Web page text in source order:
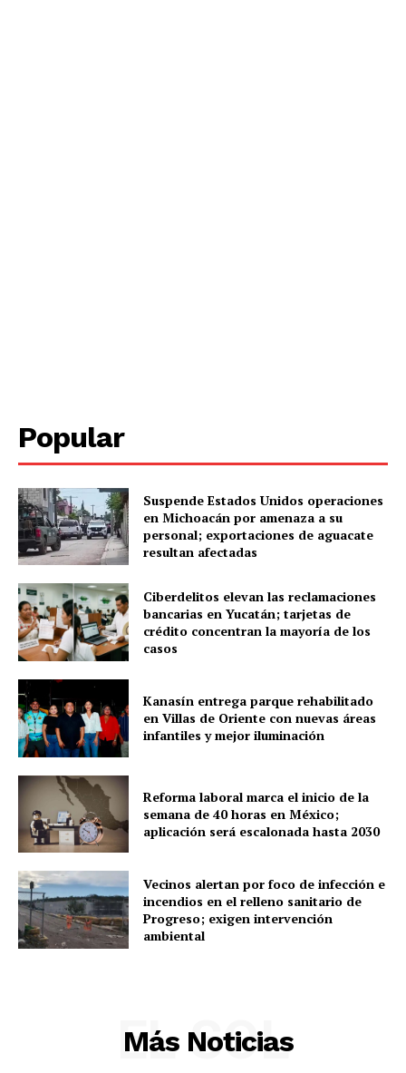
Menú
Yucatán
Sociedad y Negocios
Policíacas
Deportes
Política
Popular
Suspende Estados Unidos operaciones
en Michoacán por amenaza a su
personal; exportaciones de aguacate
resultan afectadas
Ciberdelitos elevan las reclamaciones
bancarias en Yucatán; tarjetas de
crédito concentran la mayoría de los
casos
Kanasín entrega parque rehabilitado
en Villas de Oriente con nuevas áreas
infantiles y mejor iluminación
Reforma laboral marca el inicio de la
semana de 40 horas en México;
aplicación será escalonada hasta 2030
Vecinos alertan por foco de infección e
incendios en el relleno sanitario de
Progreso; exigen intervención
ambiental
Más Noticias
EL SOL